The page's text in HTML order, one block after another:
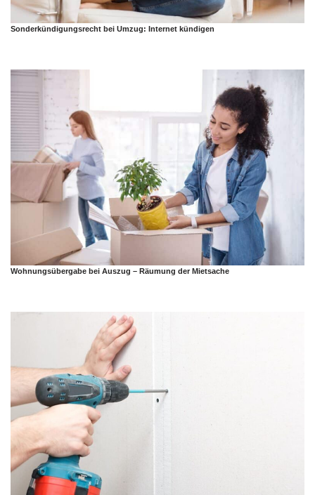
Sonderkündigungsrecht bei Umzug: Internet kündigen
Wohnungsübergabe bei Auszug – Räumung der Mietsache